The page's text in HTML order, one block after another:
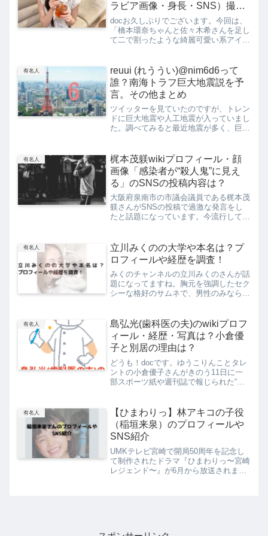
ラビア画像・身長・SNS）撮影
会など徹底調査
docお久しぶりでございます。今回は、
「橋本環奈ちゃんと佐々木希さんを足し
て二で割ったような綺麗可愛い系アイド
ィアやネットで話題の中川心ちゃん！橋
本環奈ちゃんと佐々木希さ...
有名人
reuui (れううい)@nim6d6って
誰？南海トラフ巨大地震説を予
言。その他まとめ
ツイッターを見ていたのですが、トレン
ドに巨大地震や人工地震が入っていまし
た。調べてみると最近地震が多く、巨大
みると「5月11日巨大地震説」があり、
それを予言したreuu...
有名人
梶本茂躾wikiプロフィール・顔
画像「感染者が“殺人鬼”に見え
る」のSNSの投稿内容は？
大阪府泉南市の市議会議員である梶本茂
躾さんがSNSの投稿で過激な発言をし
たと話題になっています。今流行してい
うか？今回は、梶本茂躾wikiプロフィー
ル・顔画像「感染者が“...
有名人
立川みくのの大学や本名は？プ
ロフィールや経歴を調査！
みくのチャンネルの立川みくのさんが話
題になってますね。胸元を強調したセク
シーな格好のサムネで、男性のみならず
超えで人気の動画は100万再生以上され
おり、主にセクシ...
有名人
島弘光(歯科医の夫)のwikiプロフ
ィール・経歴・写真は？小倉優
子と別居の理由は？
どうも！docです。ゆうこりんことタレ
ントの小倉優子さんがきのう11日に一
部スポーツ紙や週刊誌で報じられた“離
は私たち夫婦のことでお騒がせしまして
大変申し訳ございませ...
有名人
【ひまわりっ】林アキコの子役
（稲垣来泉）のプロフィールや
SNS紹介
UMKテレビ宮崎で開局50周年を記念し
て制作されたドラマ『ひまわりっ〜宮崎
レジェンド〜』が6月から放送されまし